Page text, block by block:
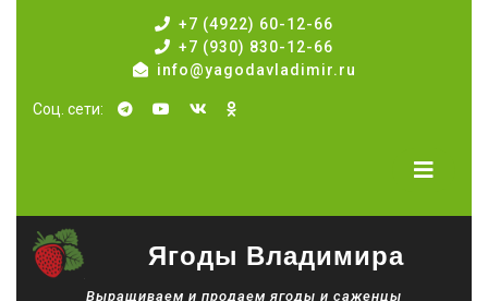
+7 (4922) 60-12-66
+7 (930) 830-12-66
info@yagodavladimir.ru
Cоц. сети: TelegramRutube
Vk
Ягоды Владимира
Выращиваем и продаем ягоды и саженцы